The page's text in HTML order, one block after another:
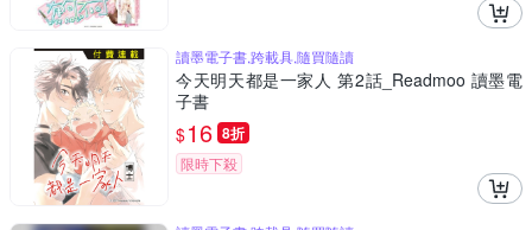
讀墨電子書,跨載具,隨買隨讀
今天明天都是一家人 第2話_Readmoo 讀墨電
子書
$16 8折
限時下殺